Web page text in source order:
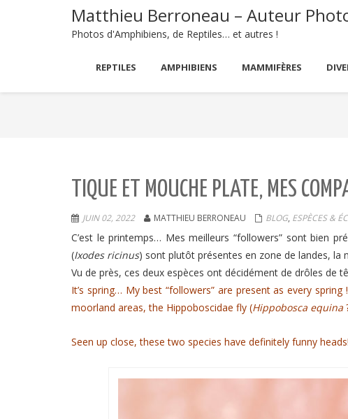
Matthieu Berroneau – Auteur
Photos d'Amphibiens, de Reptiles… et autres !
REPTILES AMPHIBIENS MAMMIFÈRES
TIQUE ET MOUCHE PLATE, MES
JUIN 02, 2022 MATTHIEU BERRONEAU BLOG, ESPÈCES &
C’est le printemps… Mes meilleurs “followers” sont bien
(Ixodes ricinus) sont plutôt présentes en zone de landes, la
Vu de près, ces deux espèces ont décidément de drôles de
It’s spring… My best “followers” are present as every
moorland areas, the Hippoboscidae fly (Hippobosca equina
Seen up close, these two species have definitely funny heads!